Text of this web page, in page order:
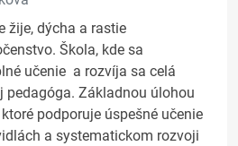
žije, dýcha a rastie
Škola, kde sa
učenie a rozvíja sa celá
Základnou úlohou
podporuje úspešné učenie
a systematickom rozvoji